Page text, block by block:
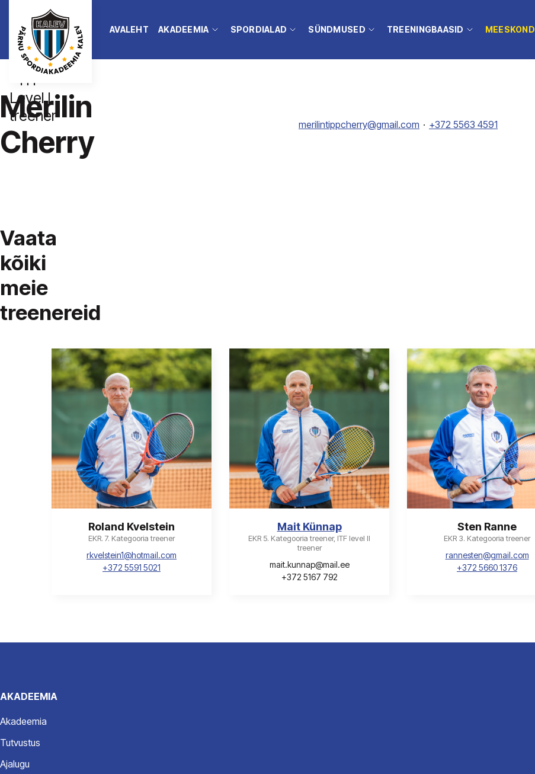
AVALEHT AKADEEMIA SPORDIALAD SÜNDMUSED TREENINGBAASID MEESKOND
Merilin
Cherry
ITF
Level I
treener
merilintippcherry@gmail.com +372 5563 4591
Vaata
kõiki
meie
treenereid
Roland Kvelstein
EKR. 7. Kategooria treener
rkvelstein1@hotmail.com
+372 5591 5021
Mait Künnap
EKR 5. Kategooria treener, ITF level II
treener
mait.kunnap@mail.ee
+372 5167 792
Sten Ranne
EKR 3. Kategooria treener
rannesten@gmail.com
+372 5660 1376
AKADEEMIA
Akadeemia
Tutvustus
Ajalugu